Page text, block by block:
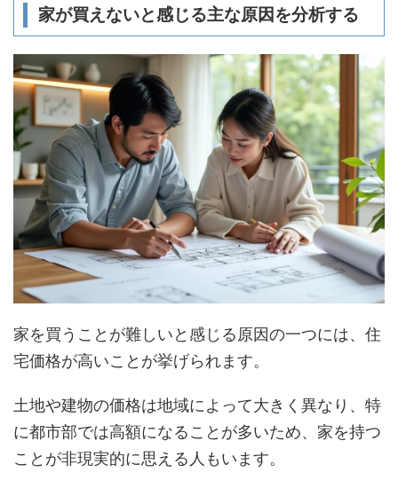
家が買えないと感じる主な原因を分析する
家を買うことが難しいと感じる原因の一つには、住
宅価格が高いことが挙げられます。
土地や建物の価格は地域によって大きく異なり、特
に都市部では高額になることが多いため、家を持つ
ことが非現実的に思える人もいます。